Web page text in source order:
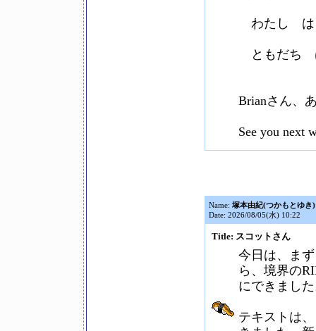
わたし
ともだち
Brianさん、
See you next
Name: 塚本由紀(つかもとゆき)
Date: 2026/08/05(水) 10:22
Title: スコットさん
今日は、ま
ら、境界の
にできまし
テキストは